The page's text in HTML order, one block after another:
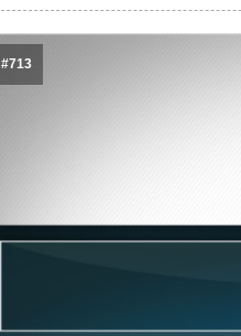
#713